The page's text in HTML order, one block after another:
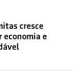
cresce
economia e